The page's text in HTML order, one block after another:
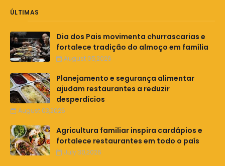
ÚLTIMAS
Dia dos Pais movimenta churrascarias e
fortalece tradição do almoço em família
August 05,2026
Planejamento e segurança alimentar
ajudam restaurantes a reduzir
desperdícios
August 03,2026
Agricultura familiar inspira cardápios e
fortalece restaurantes em todo o país
July 30,2026